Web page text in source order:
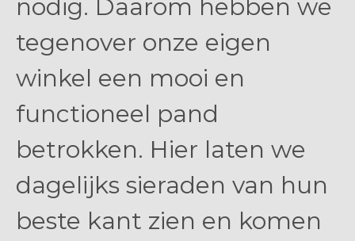
nodig. Daarom hebben we
tegenover onze eigen
winkel een mooi en
functioneel pand
betrokken. Hier laten we
dagelijks sieraden van hun
beste kant zien en komen